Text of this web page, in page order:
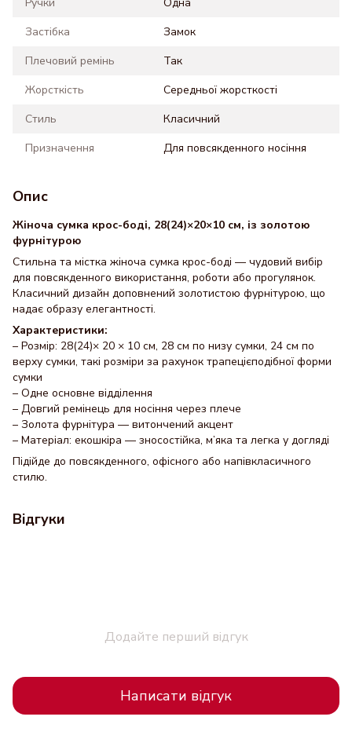
Застібка
Замок
Плечовий ремінь
Так
Жорсткість
Середньої жорсткості
Стиль
Класичний
Призначення
Для повсякденного носіння
Опис
Жіноча сумка крос-боді, 28(24)×20×10 см, із золотою
фурнітурою
Стильна та містка жіноча сумка крос-боді — чудовий вибір
для повсякденного використання, роботи або прогулянок.
Класичний дизайн доповнений золотистою фурнітурою, що
надає образу елегантності.
Характеристики:
– Розмір: 28(24)× 20 × 10 см, 28 см по низу сумки, 24 см по
верху сумки, такі розміри за рахунок трапецієподібної форми
сумки
– Одне основне відділення
– Довгий ремінець для носіння через плече
– Золота фурнітура — витончений акцент
– Матеріал: екошкіра — зносостійка, м’яка та легка у догляді
Підійде до повсякденного, офісного або напівкласичного
стилю.
Відгуки
Додайте перший відгук
Написати відгук